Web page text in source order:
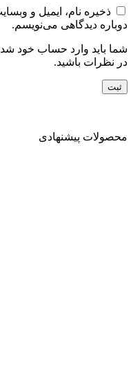
ذخیره نام، ایمیل و
دوباره دیدگاهی می‌نویسم.
شما باید وارد حساب خود
در نظرات باشید.
محصولات پیشنهادی